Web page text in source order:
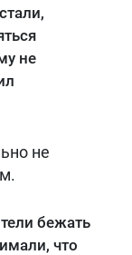
не
не
бежать
что